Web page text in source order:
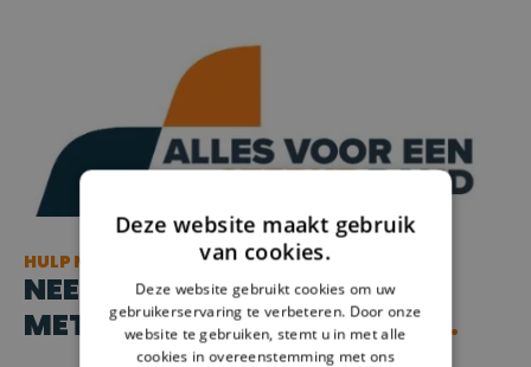
HULP NODIG?
NEEM CONTACT OP
MET ONZE KLANTENSERVICE
Deze website maakt gebruik
van cookies.
Deze website gebruikt cookies om uw
gebruikerservaring te verbeteren. Door onze
website te gebruiken, stemt u in met alle
cookies in overeenstemming met ons